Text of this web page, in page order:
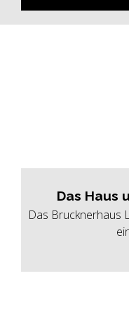
Das Haus
Das Brucknerhaus